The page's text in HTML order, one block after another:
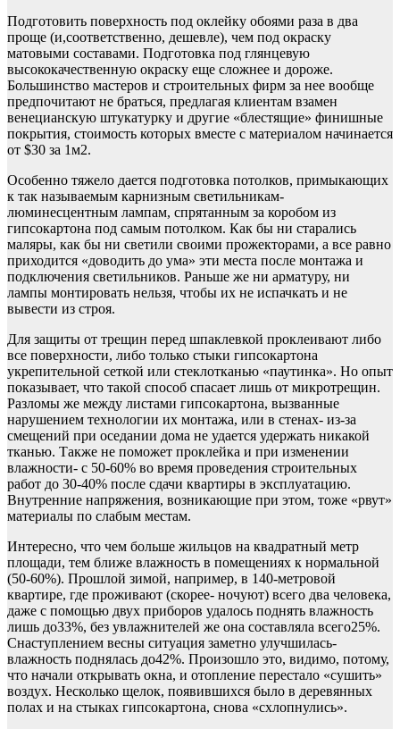
Подготовить поверхность под оклейку обоями раза в два
проще (и,соответственно, дешевле), чем под окраску
матовыми составами. Подготовка под глянцевую
высококачественную окраску еще сложнее и дороже.
Большинство мастеров и строительных фирм за нее вообще
предпочитают не браться, предлагая клиентам взамен
венецианскую штукатурку и другие «блестящие» финишные
покрытия, стоимость которых вместе с материалом начинается
от $30 за 1м2.
Особенно тяжело дается подготовка потолков, примыкающих
к так называемым карнизным светильникам-
люминесцентным лампам, спрятанным за коробом из
гипсокартона под самым потолком. Как бы ни старались
маляры, как бы ни светили своими прожекторами, а все равно
приходится «доводить до ума» эти места после монтажа и
подключения светильников. Раньше же ни арматуру, ни
лампы монтировать нельзя, чтобы их не испачкать и не
вывести из строя.
Для защиты от трещин перед шпаклевкой проклеивают либо
все поверхности, либо только стыки гипсокартона
укрепительной сеткой или стеклотканью «паутинка». Но опыт
показывает, что такой способ спасает лишь от микротрещин.
Разломы же между листами гипсокартона, вызванные
нарушением технологии их монтажа, или в стенах- из-за
смещений при оседании дома не удается удержать никакой
тканью. Также не поможет проклейка и при изменении
влажности- с 50-60% во время проведения строительных
работ до 30-40% после сдачи квартиры в эксплуатацию.
Внутренние напряжения, возникающие при этом, тоже «рвут»
материалы по слабым местам.
Интересно, что чем больше жильцов на квадратный метр
площади, тем ближе влажность в помещениях к нормальной
(50-60%). Прошлой зимой, например, в 140-метровой
квартире, где проживают (скорее- ночуют) всего два человека,
даже с помощью двух приборов удалось поднять влажность
лишь до33%, без увлажнителей же она составляла всего25%.
Снаступлением весны ситуация заметно улучшилась-
влажность поднялась до42%. Произошло это, видимо, потому,
что начали открывать окна, и отопление перестало «сушить»
воздух. Несколько щелок, появившихся было в деревянных
полах и на стыках гипсокартона, снова «схлопнулись».